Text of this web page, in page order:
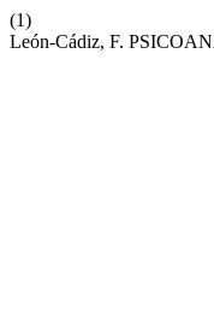
(1)
León-Cádiz, F.